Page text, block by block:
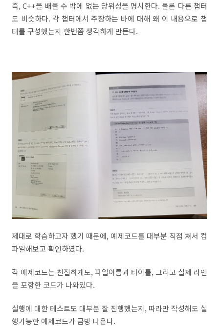
즉, C++을 배울 수 밖에 없는 당위성을 명시한다. 물론 다른 챕터
도 비슷하다. 각 챕터에서 주장하는 바에 대해 왜 이 내용으로 챕
터를 구성했는지 한번쯤 생각하게 만든다.
제대로 학습하고자 했기 때문에, 예제코드를 대부분 직접 쳐서 컴
파일해보고 확인하였다.
각 예제코드는 친절하게도, 파일이름과 타이틀, 그리고 실제 라인
을 포함한 코드가 나와있다.
실행에 대한 테스트도 대부분 잘 진행했는지, 따라만 작성해도 실
행가능한 예제코드가 금방 나온다.